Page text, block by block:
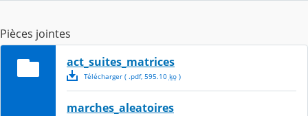
Pièces jointes
act_suites_matrices
Télécharger( .pdf, 595.10 ko)
marches_aleatoires